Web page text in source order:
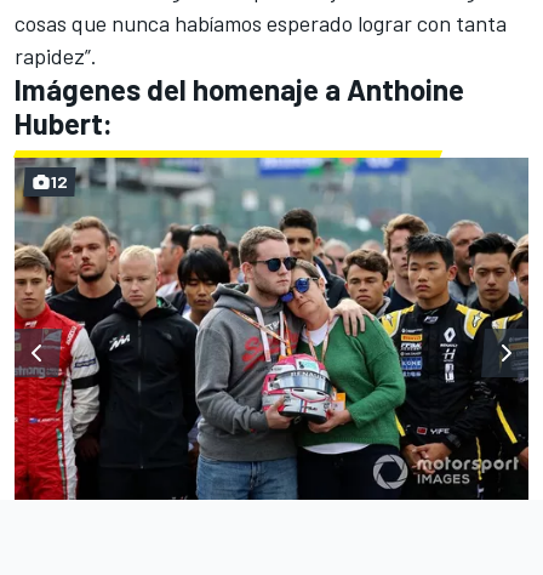
cosas que nunca habíamos esperado lograr con tanta
rapidez”.
Imágenes del homenaje a Anthoine
Hubert:
12